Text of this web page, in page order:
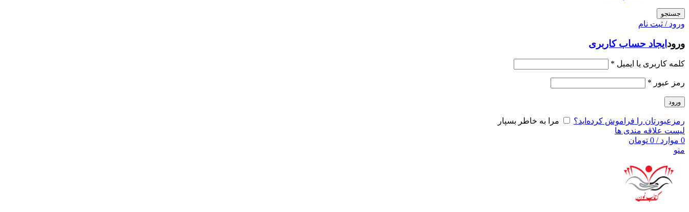
جستجو
ورود / ثبت نام
ورود ایجاد حساب کاربری
کلمه کاربری یا ایمیل *
رمز عبور *
ورود
رمزعبورتان را فراموش کرده‌اید؟
مرا به خاطر بسپار
لیست علاقه مندی ها
0 موارد /
0 تومان
منو